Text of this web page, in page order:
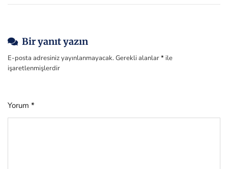
Bir yanıt yazın
E-posta adresiniz yayınlanmayacak.Gerekli alanlar* ile
işaretlenmişlerdir
Yorum *